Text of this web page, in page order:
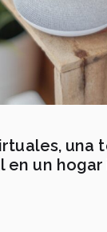
una
en un